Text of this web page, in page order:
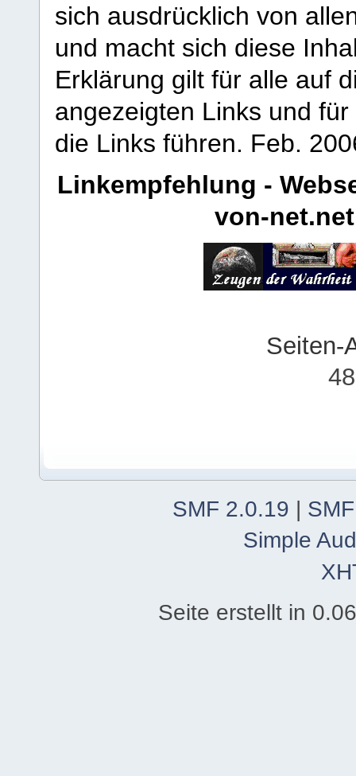
sich ausdrücklich von
und macht sich diese
Erklärung gilt für alle auf
angezeigten Links und
die Links führen. Feb.
Linkempfehlung -
von-net.net
Seiten-
SMF 2.0.19
Simple
Seite erstellt in